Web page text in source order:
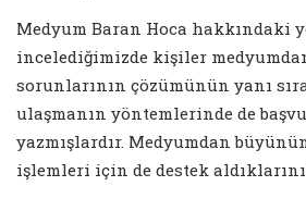
Medyum Baran Hoca hakkındaki
incelediğimizde kişiler
sorunlarının çözümünün yanı
ulaşmanın yöntemlerinde de
yazmışlardır. Medyumdan
işlemleri için de destek